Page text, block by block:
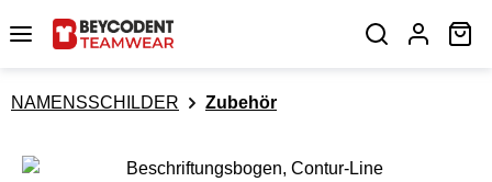
Zum Hauptinhalt springen
NAMENSSCHILDER Zubehör
Bildergalerie überspringen